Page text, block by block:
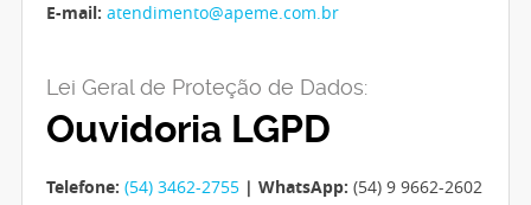
E-mail: atendimento@apeme.com.br
Lei Geral de Proteção de Dados:
Ouvidoria LGPD
Telefone: (54) 3462-2755 | WhatsApp: (54) 9 9662-2602